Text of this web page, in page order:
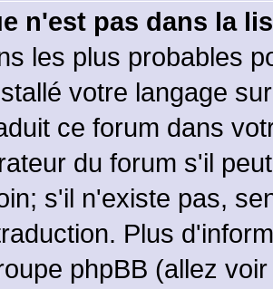
n'est pas dans la
les plus probables
votre langage
ce forum dans
du forum s'il
s'il n'existe pas,
Plus
phpBB (allez